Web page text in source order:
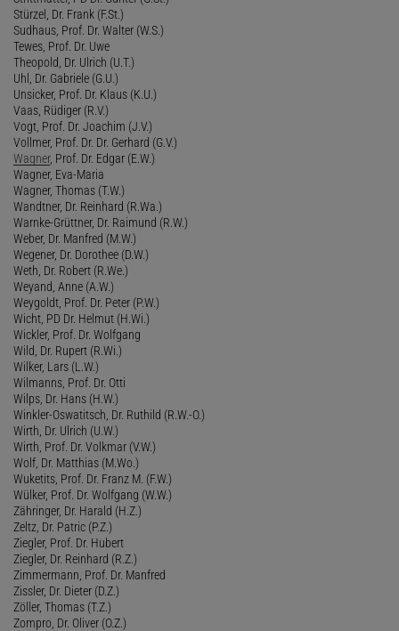
Stürzel, Dr. Frank (F.St.)
Sudhaus, Prof. Dr. Walter (W.S.)
Tewes, Prof. Dr. Uwe
Theopold, Dr. Ulrich (U.T.)
Uhl, Dr. Gabriele (G.U.)
Unsicker, Prof. Dr. Klaus (K.U.)
Vaas, Rüdiger (R.V.)
Vogt, Prof. Dr. Joachim (J.V.)
Vollmer, Prof. Dr. Dr. Gerhard (G.V.)
Wagner, Prof. Dr. Edgar (E.W.)
Wagner, Eva-Maria
Wagner, Thomas (T.W.)
Wandtner, Dr. Reinhard (R.Wa.)
Warnke-Grüttner, Dr. Raimund (R.W.)
Weber, Dr. Manfred (M.W.)
Wegener, Dr. Dorothee (D.W.)
Weth, Dr. Robert (R.We.)
Weyand, Anne (A.W.)
Weygoldt, Prof. Dr. Peter (P.W.)
Wicht, PD Dr. Helmut (H.Wi.)
Wickler, Prof. Dr. Wolfgang
Wild, Dr. Rupert (R.Wi.)
Wilker, Lars (L.W.)
Wilmanns, Prof. Dr. Otti
Wilps, Dr. Hans (H.W.)
Winkler-Oswatitsch, Dr. Ruthild (R.W.-O.)
Wirth, Dr. Ulrich (U.W.)
Wirth, Prof. Dr. Volkmar (V.W.)
Wolf, Dr. Matthias (M.Wo.)
Wuketits, Prof. Dr. Franz M. (F.W.)
Wülker, Prof. Dr. Wolfgang (W.W.)
Zähringer, Dr. Harald (H.Z.)
Zeltz, Dr. Patric (P.Z.)
Ziegler, Prof. Dr. Hubert
Ziegler, Dr. Reinhard (R.Z.)
Zimmermann, Prof. Dr. Manfred
Zissler, Dr. Dieter (D.Z.)
Zöller, Thomas (T.Z.)
Zompro, Dr. Oliver (O.Z.)